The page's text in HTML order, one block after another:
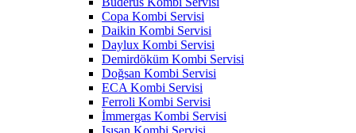
Copa Kombi Servisi
Daikin Kombi Servisi
Daylux Kombi Servisi
Demirdöküm Kombi Servisi
Doğsan Kombi Servisi
ECA Kombi Servisi
Ferroli Kombi Servisi
İmmergas Kombi Servisi
Isısan Kombi Servisi